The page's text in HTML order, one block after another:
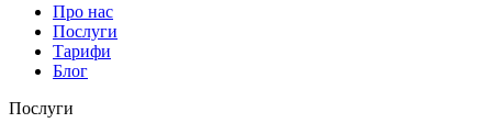
Про нас
Послуги
Тарифи
Блог
Послуги